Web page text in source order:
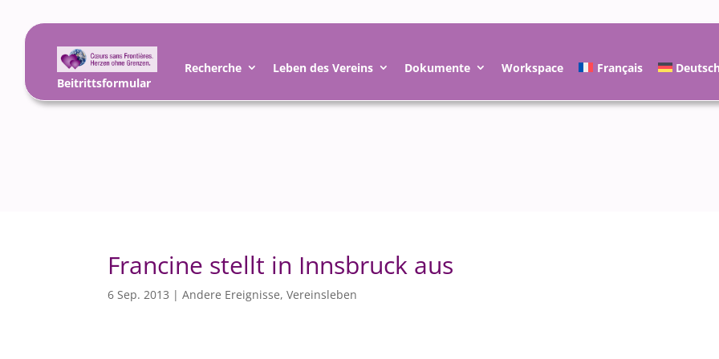
Recherche Leben des Vereins Dokumente Workspace Français Deutsch
Beitrittsformular
Francine stellt in Innsbruck aus
6 Sep. 2013 |Andere Ereignisse,Vereinsleben